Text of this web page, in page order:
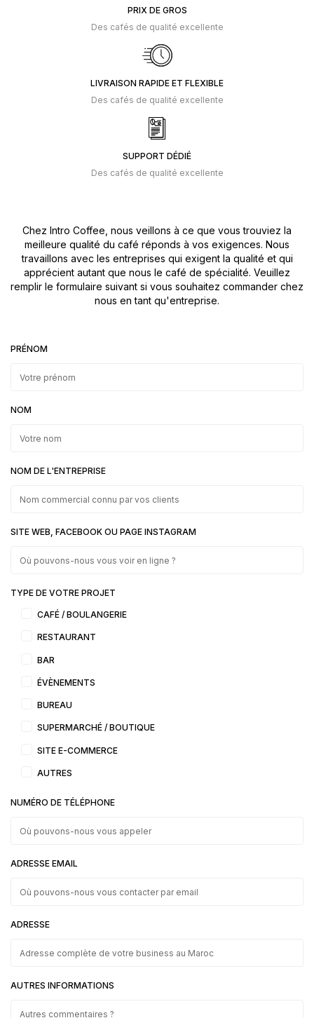
PRIX DE GROS
Des cafés de qualité excellente
LIVRAISON RAPIDE ET FLEXIBLE
Des cafés de qualité excellente
SUPPORT DÉDIÉ
Des cafés de qualité excellente
Chez Intro Coffee, nous veillons à ce que vous trouviez la
meilleure qualité du café réponds à vos exigences. Nous
travaillons avec les entreprises qui exigent la qualité et qui
apprécient autant que nous le café de spécialité. Veuillez
remplir le formulaire suivant si vous souhaitez commander chez
nous en tant qu'entreprise.
PRÉNOM
NOM
NOM DE L'ENTREPRISE
SITE WEB, FACEBOOK OU PAGE INSTAGRAM
TYPE DE VOTRE PROJET
CAFÉ / BOULANGERIE
RESTAURANT
BAR
ÉVÈNEMENTS
BUREAU
SUPERMARCHÉ / BOUTIQUE
SITE E-COMMERCE
AUTRES
NUMÉRO DE TÉLÉPHONE
ADRESSE EMAIL
ADRESSE
AUTRES INFORMATIONS